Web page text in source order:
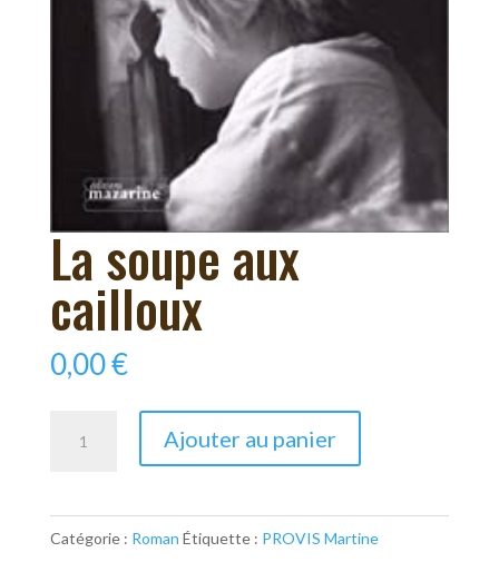
La soupe aux
cailloux
0,00€
soupe
aux
Ajouter au panier
Catégorie : Roman Étiquette : PROVIS Martine